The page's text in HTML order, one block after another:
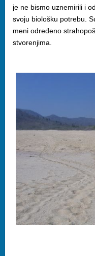
je ne bismo uznemirili i
svoju biološku potrebu.
meni određeno
stvorenjima.